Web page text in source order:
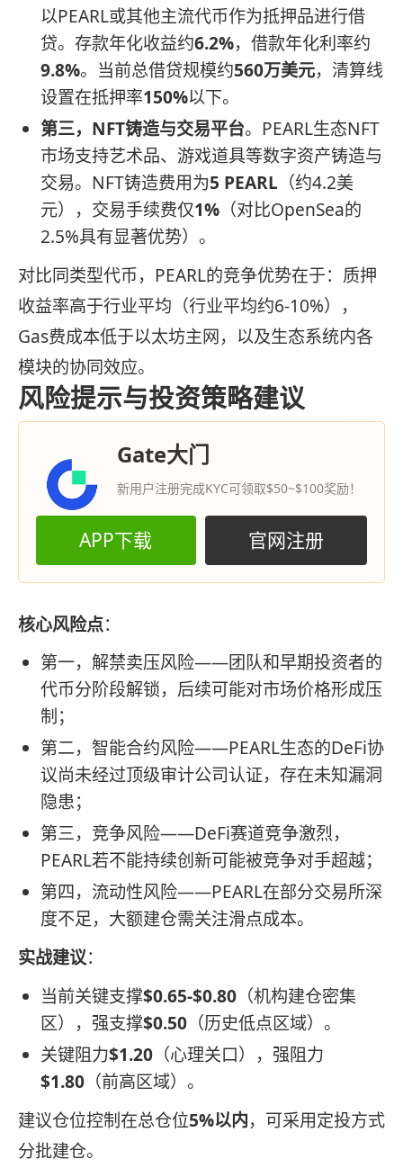
以PEARL或其他主流代币作为抵押品进行借
贷。存款年化收益约6.2%，借款年化利率约
9.8%。当前总借贷规模约560万美元，清算线
设置在抵押率150%以下。
第三，NFT铸造与交易平台。PEARL生态NFT
市场支持艺术品、游戏道具等数字资产铸造与
交易。NFT铸造费用为5 PEARL （约4.2美
元），交易手续费仅1% （对比OpenSea的
2.5%具有显著优势）。
对比同类型代币，PEARL的竞争优势在于：质押
收益率高于行业平均（行业平均约6-10%），
Gas费成本低于以太坊主网，以及生态系统内各
模块的协同效应。
风险提示与投资策略建议
Gate大门
新用户注册完成KYC可领取$50~$100奖励！
APP下载 官网注册
核心风险点：
第一，解禁卖压风险——团队和早期投资者的
代币分阶段解锁，后续可能对市场价格形成压
制；
第二，智能合约风险——PEARL生态的DeFi协
议尚未经过顶级审计公司认证，存在未知漏洞
隐患；
第三，竞争风险——DeFi赛道竞争激烈，
PEARL若不能持续创新可能被竞争对手超越；
第四，流动性风险——PEARL在部分交易所深
度不足，大额建仓需关注滑点成本。
实战建议：
当前关键支撑$0.65-$0.80 （机构建仓密集
区），强支撑$0.50 （历史低点区域）。
关键阻力$1.20 （心理关口），强阻力
$1.80 （前高区域）。
建议仓位控制在总仓位5%以内，可采用定投方式
分批建仓。